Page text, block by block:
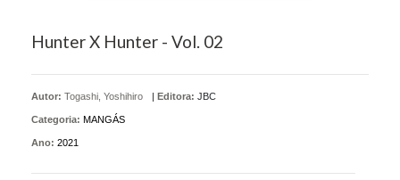
Hunter X Hunter - Vol. 02
Autor: Togashi, Yoshihiro | Editora: JBC
Categoria: MANGÁS
Ano: 2021